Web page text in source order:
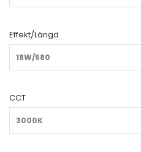
Effekt/Längd
18W/580
CCT
3000K